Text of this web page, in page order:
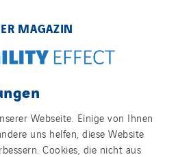
MAGAZIN
SIE UNS!
Webseite. Einige von Ihnen
uns helfen, diese Website
Cookies, die nicht aus